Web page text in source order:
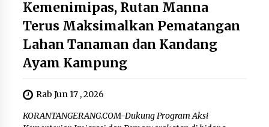
Kemenimipas, Rutan Manna
Terus Maksimalkan Pematangan
Lahan Tanaman dan Kandang
Ayam Kampung
Rab Jun 17 , 2026
KORANTANGERANG.COM-Dukung Program Aksi